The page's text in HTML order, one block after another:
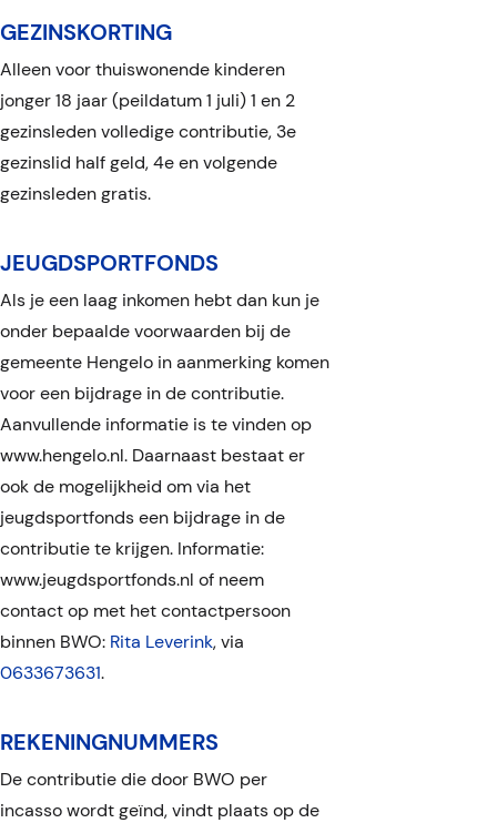
naar nieuwe vrijwilligers
en niet alleen naar
leiders of trainers, maar
voor verschillende
functies/taken binnen
wij contact met u
opnemen mbt
vrijwilligerswerk?
Ja
Alle nieuwe leden van 10 jaar en
ouder dienen een recente
pasfoto in te leveren of digitaal
(jpg, gif of png) op te sturen
(ledenadministratie@ksvbwo.nl
Leden die 16 jaar of ouder zijn
dienen een copy van een
te voegen.
De aanvra(a)g(st)er onderwerpt
zich aan alle bepalingen van de
rekeningnummer t.b.v. de incasso te
wijzigen.
De machtiging dient getekend te
worden door rekening
bevoegden.
De aanvra(a)g(st)er onderwerpt
statuten (ter inzage in het
of per mail bij de
ledenadministratie.
GEZINSKORTING
Alleen voor thuiswonende kinderen
jonger 18 jaar (peildatum 1 juli) 1 en 2
gezinsleden volledige contributie, 3e
gezinslid half geld, 4e en volgende
gezinsleden gratis.
JEUGDSPORTFONDS
Als je een laag inkomen hebt dan kun je
onder bepaalde voorwaarden bij de
gemeente Hengelo in aanmerking komen
voor een bijdrage in de contributie.
Aanvullende informatie is te vinden op
www.hengelo.nl. Daarnaast bestaat er
ook de mogelijkheid om via het
jeugdsportfonds een bijdrage in de
contributie te krijgen. Informatie:
www.jeugdsportfonds.nl of neem
contact op met het contactpersoon
binnen BWO: Rita Leverink, via
0633673631.
REKENINGNUMMERS
De contributie die door BWO per
incasso wordt geïnd, vindt plaats op de